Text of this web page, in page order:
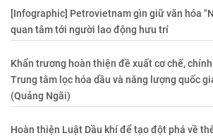
[Infographic] Petrovietnam gìn giữ văn hóa
quan tâm tới người lao động hưu trí
Khẩn trương hoàn thiện đề xuất cơ chế,
Trung tâm lọc hóa dầu và năng lượng quốc
(Quảng Ngãi)
Hoàn thiện Luật Dầu khí để tạo đột phá về